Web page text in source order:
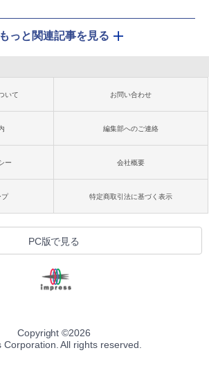
もっと関連記事を見る
いて お問い合わせ
編集部へのご連絡
ー 会社概要
プ 特定商取引法に基づく表示
PC版で見る
Copyright ©2026
Corporation. All rights reserved.